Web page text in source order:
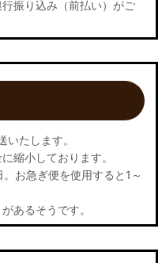
振り込み（前払い）がご
たします。
縮小しております。
お急ぎ便を使用すると1～
あるそうです。